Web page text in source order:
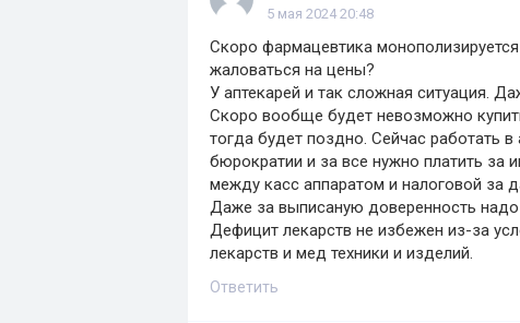
5 мая 2024 20:48
Скоро фармацевтика
жаловаться на цены?
У аптекарей и так сложная ситуация.
Скоро вообще будет невозможно
тогда будет поздно. Сейчас работать
бюрократии и за все нужно платить за
между касс аппаратом и налоговой за
Даже за выписаную доверенность надо
Дефицит лекарств не избежен из-за
лекарств и мед техники и изделий.
Ответить